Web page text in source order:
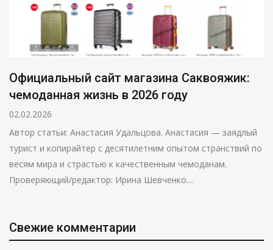
Официальный сайт магазина Саквояжик:
чемоданная жизнь в 2026 году
02.02.2026
Автор статьи: Анастасия Удальцова. Анастасия — заядлый
турист и копирайтер с десятилетним опытом странствий по
весям мира и страстью к качественным чемоданам.
Проверяющий/редактор: Ирина Шевченко....
Свежие комментарии